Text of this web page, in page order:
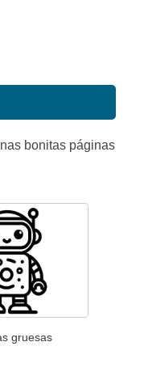
bonitas páginas
gruesas